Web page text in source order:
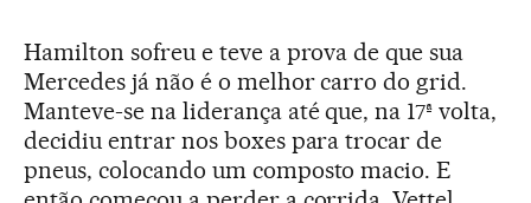
Hamilton sofreu e teve a prova de que sua
Mercedes já não é o melhor carro do grid.
Manteve-se na liderança até que, na 17ª volta,
decidiu entrar nos boxes para trocar de
pneus, colocando um composto macio. E